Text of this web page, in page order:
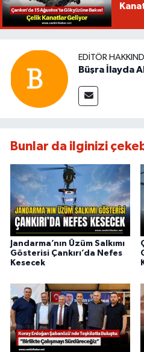
EDITÖR
Büşra İlayda
Bunlar da ilginizi
Jandarma’nın Üzüm Salkımı
Gösterisi Çankırı’da Nefes
Kesecek